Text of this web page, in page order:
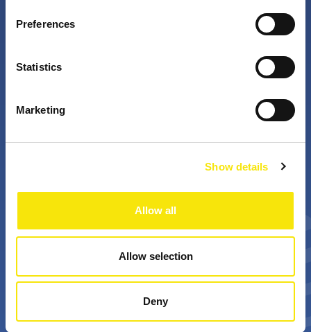
Preferences
Statistics
Marketing
Show details
Allow all
Allow selection
Deny
soluzioni migliori per risolvere i problemi. Il mondo di
+
+
professionals
Bn €
value
Scopri di più su di noi